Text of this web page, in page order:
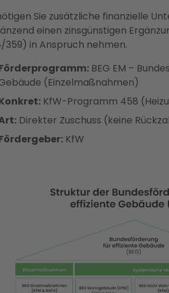
Sie zusätzliche finanzielle
einen zinsgünstigen
359) in Anspruch nehmen.
BEG EM –
(Einzelmaßnahmen)
KfW-Programm 458
Direkter Zuschuss (keine
KfW